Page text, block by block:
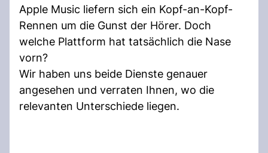
Apple Music liefern sich ein Kopf-an-Kopf-
Rennen um die Gunst der Hörer. Doch
welche Plattform hat tatsächlich die Nase
vorn?
Wir haben uns beide Dienste genauer
angesehen und verraten Ihnen, wo die
relevanten Unterschiede liegen.